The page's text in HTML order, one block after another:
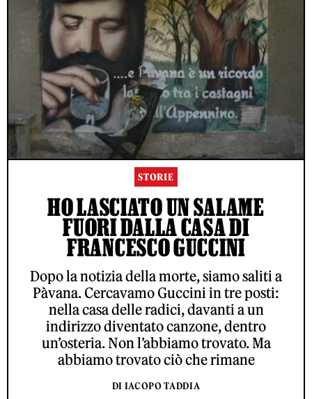
STORIE
HO LASCIATO UN SALAME
FUORI DALLA CASA DI
FRANCESCO GUCCINI
Dopo la notizia della morte, siamo saliti a
Pàvana. Cercavamo Guccini in tre posti:
nella casa delle radici, davanti a un
indirizzo diventato canzone, dentro
un’osteria. Non l’abbiamo trovato. Ma
abbiamo trovato ciò che rimane
DI IACOPO TADDIA